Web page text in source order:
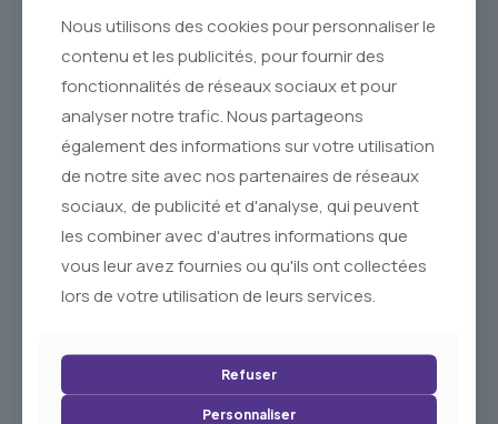
Porte Savon en Bois d’Olivier
12,00€
Pommade à l’Huile d’Olive et
à l’Huile d’Argan Bio
13,50
Nous utilisons des cookies pour personnaliser le
contenu et les publicités, pour fournir des
fonctionnalités de réseaux sociaux et pour
analyser notre trafic. Nous partageons
également des informations sur votre utilisation
de notre site avec nos partenaires de réseaux
sociaux, de publicité et d'analyse, qui peuvent
les combiner avec d'autres informations que
vous leur avez fournies ou qu'ils ont collectées
lors de votre utilisation de leurs services.
Refuser
Personnaliser